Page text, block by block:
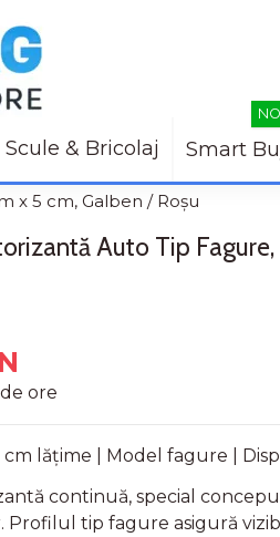
Scule & Bricolaj Smart
x 5 cm, Galben / Roșu
Auto Tip
ore
lățime | Model fagure |
continuă, special
Profilul tip fagure asigură